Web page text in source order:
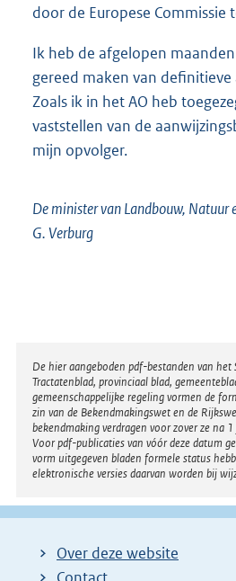
door de Europese Commissie
Ik heb de afgelopen
gereed maken van
Zoals ik in het AO heb
vaststellen van de
mijn opvolger.
De minister van Landbouw, Natuur
G. Verburg
Disclaimer
De hier aangeboden pdf-bestanden van het
Tractatenblad, provinciaal blad,
gemeenschappelijke regeling vormen de
zin van de Bekendmakingswet en de
bekendmaking verdragen voor zover ze na
Voor pdf-publicaties van vóór deze datum
vorm uitgegeven bladen formele status
elektronische versies daarvan worden bij
Over deze website